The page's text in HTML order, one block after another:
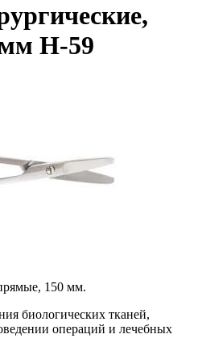
Н-59
150 мм.
биологических тканей,
операций и лечебных